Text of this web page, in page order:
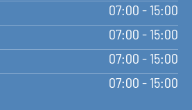
07:00 - 15:00
07:00 - 15:00
07:00 - 15:00
07:00 - 15:00